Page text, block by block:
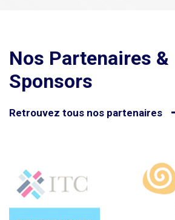
Nos Partenaires &
Sponsors
Retrouvez tous nos partenaires